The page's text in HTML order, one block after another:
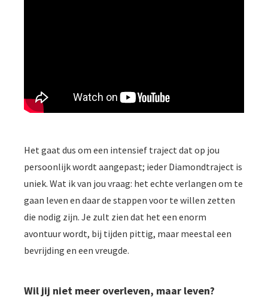
Het gaat dus om een intensief traject dat op jou
persoonlijk wordt aangepast; ieder Diamondtraject is
uniek. Wat ik van jou vraag: het echte verlangen om te
gaan leven en daar de stappen voor te willen zetten
die nodig zijn. Je zult zien dat het een enorm
avontuur wordt, bij tijden pittig, maar meestal een
bevrijding en een vreugde.
Wil jij niet meer overleven, maar leven?